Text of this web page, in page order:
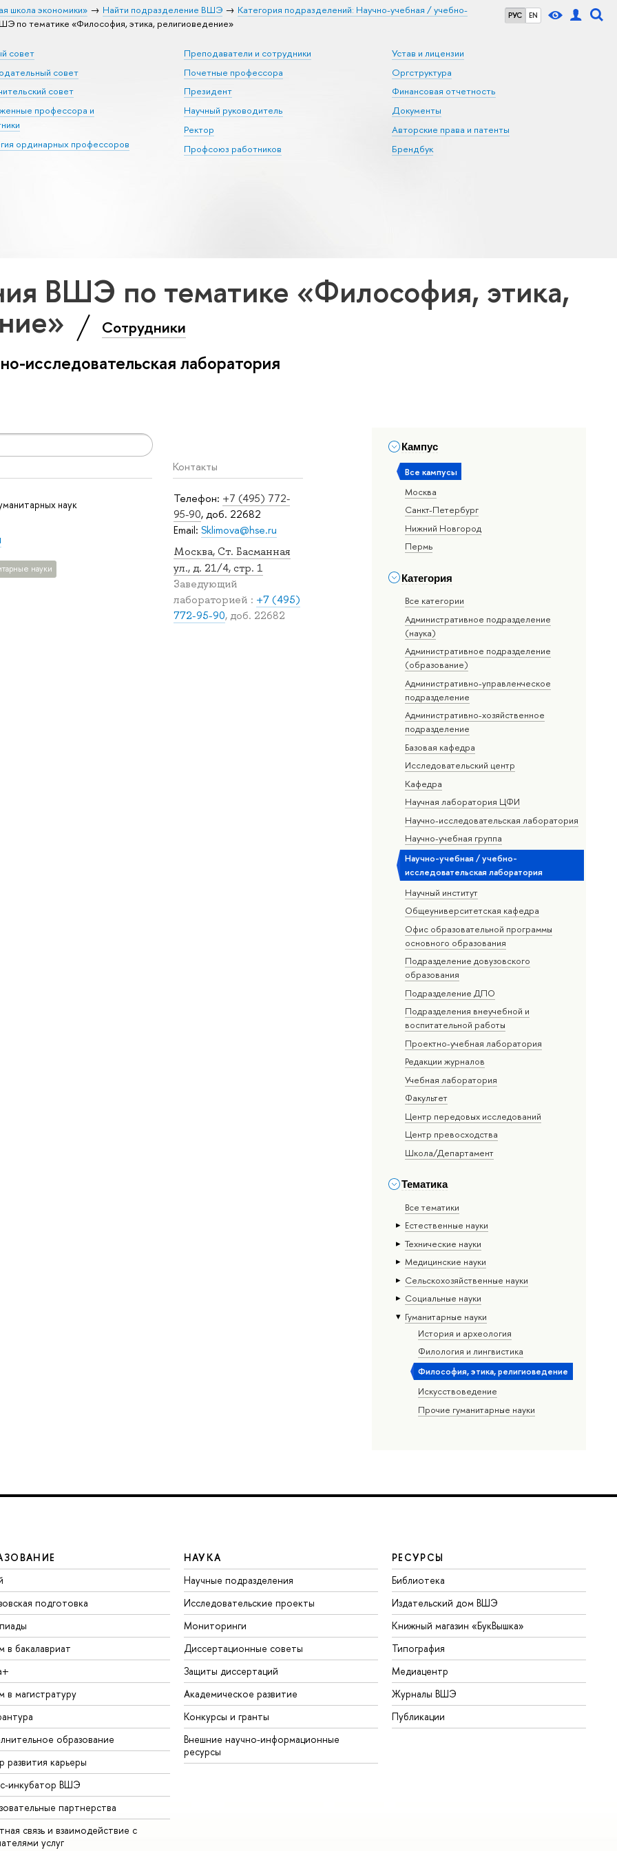
РУС EN
школа экономики» Найти подразделение ВШЭ
Категория подразделений: Научно-учебная / учебно-
по тематике «Философия, этика, религиоведение»
совет
совет
совет
профессора и
ординарных профессоров
Преподаватели и сотрудники
Почетные профессора
Президент
Научный руководитель
Ректор
Профсоюз работников
Устав и лицензии
Оргструктура
Финансовая отчетность
Документы
Авторские права и патенты
Брендбук
ВШЭ по тематике «Философия, этика,
Сотрудники
исследовательская лаборатория
Кампус
Все кампусы
Москва
Санкт-Петербург
Нижний Новгород
Пермь
Категория
Все категории
Административное подразделение
(наука)
Административное подразделение
(образование)
Административно-управленческое
подразделение
Административно-хозяйственное
подразделение
Базовая кафедра
Исследовательский центр
Кафедра
Научная лаборатория ЦФИ
Научно-исследовательская лаборатория
Научно-учебная группа
Научно-учебная / учебно-
исследовательская лаборатория
Научный институт
Общеуниверситетская кафедра
Офис образовательной программы
основного образования
Подразделение довузовского
образования
Подразделение ДПО
Подразделения внеучебной и
воспитательной работы
Проектно-учебная лаборатория
Редакции журналов
Учебная лаборатория
Факультет
Центр передовых исследований
Центр превосходства
Школа/Департамент
Тематика
Все тематики
Естественные науки
Тех­ничес­кие науки
Медицинские науки
Сельскохозяйственные науки
Социальные науки
Гуманитарные науки
История и археология
Филология и лингвистика
Философия, этика, религиоведение
Искусствоведение
Прочие гуманитарные науки
Контакты
Телефон: +7 (495) 772-
95-90, доб. 22682
Email: Sklimova@hse.ru
Москва, Ст. Басманная
ул., д. 21/4, стр. 1
Заведующий
лабораторией : +7 (495)
772-95-90, доб. 22682
наук
науки
подготовка
в бакалавриат
в магистратуру
образование
развития карьеры
инкубатор ВШЭ
партнерства
связь и взаимодействие с
услуг
НАУКА
Научные подразделения
Исследовательские проекты
Мониторинги
Диссертационные советы
Защиты диссертаций
Академическое развитие
Конкурсы и гранты
Внешние научно-информационные
ресурсы
РЕСУРСЫ
Библиотека
Издательский дом ВШЭ
Книжный магазин «БукВышка»
Типография
Медиацентр
Журналы ВШЭ
Публикации